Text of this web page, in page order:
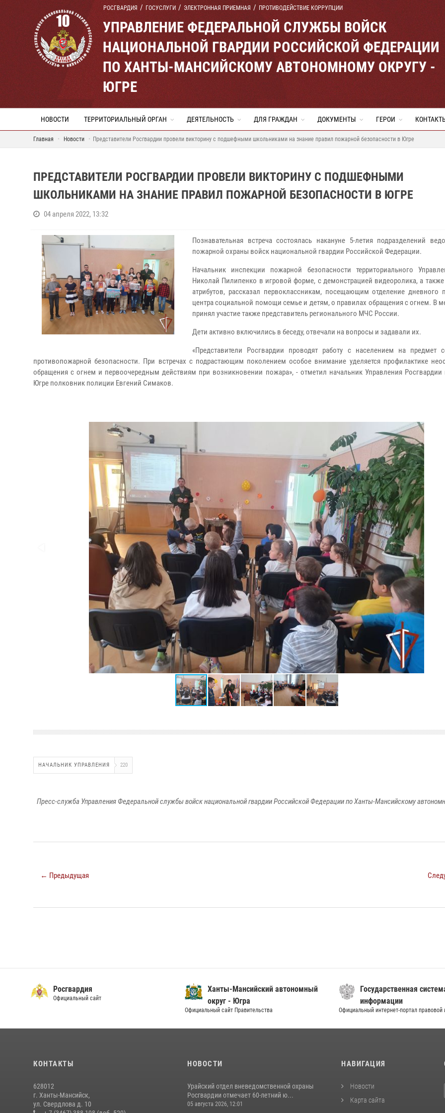
РОСГВАРДИЯ ГОСУСЛУГИ ЭЛЕКТРОННАЯ ПРИЕМНАЯ ПРОТИВОДЕЙСТВИЕ КОРРУПЦИИ
УПРАВЛЕНИЕ ФЕДЕРАЛЬНОЙ СЛУЖБЫ ВОЙСК
НАЦИОНАЛЬНОЙ ГВАРДИИ РОССИЙСКОЙ ФЕДЕРАЦИИ
ПО ХАНТЫ-МАНСИЙСКОМУ АВТОНОМНОМУ ОКРУГУ -
ЮГРЕ
НОВОСТИ ТЕРРИТОРИАЛЬНЫЙ ОРГАН ДЕЯТЕЛЬНОСТЬ ДЛЯ ГРАЖДАН ДОКУМЕНТЫ ГЕРОИ
Главная Новости Представители Росгвардии провели викторину с подшефными школьниками на знание правил пожарной безопасности в Югре
ПРЕДСТАВИТЕЛИ РОСГВАРДИИ ПРОВЕЛИ ВИКТОРИНУ С ПОДШЕФНЫМИ
ШКОЛЬНИКАМИ НА ЗНАНИЕ ПРАВИЛ ПОЖАРНОЙ БЕЗОПАСНОСТИ В ЮГРЕ
04 апреля 2022, 13:32
Познавательная встреча состоялась накануне 5-летия подразделений
пожарной охраны войск национальной гвардии Российской Федерации.
Начальник инспекции пожарной безопасности территориального
Николай Пилипенко в игровой форме, с демонстрацией видеоролика, а
атрибутов, рассказал первоклассникам, посещающим отделение дневного
центра социальной помощи семье и детям, о правилах обращения с огнем. В
принял участие также представитель регионального МЧС России.
Дети активно включились в беседу, отвечали на вопросы и задавали их.
«Представители Росгвардии проводят работу с населением на предмет
противопожарной безопасности. При встречах с подрастающим поколением особое внимание уделяется профилактике
обращения с огнем и первоочередным действиям при возникновении пожара», - отметил начальник Управления
Югре полковник полиции Евгений Симаков.
НАЧАЛЬНИК УПРАВЛЕНИЯ 220
Пресс-служба Управления Федеральной службы войск национальной гвардии Российской Федерации по Ханты-Мансийскому
← Предыдущая
Росгвардия
Официальный сайт
Ханты-Мансийский автономный
округ - Югра
Официальный сайт Правительства
Государственная
информации
Официальный интернет-портал
КОНТАКТЫ
628012
г. Ханты-Мансийск,
ул. Свердлова д. 10
НОВОСТИ
Урайский отдел вневедомственной охраны
Росгвардии отмечает 60-летний ю...
05 августа 2026, 12:01
НАВИГАЦИЯ
Новости
Карта сайта